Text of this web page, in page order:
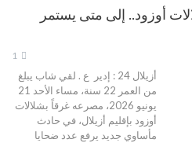
أوزود.. إلى متى يستمر
أزيلال 24 : إدير ع . لقي شاب يبلغ
من العمر 22 سنة، مساء الأحد 21
يونيو 2026، مصرعه غرقاً بشلالات
أوزود بإقليم أزيلال، في حادث
مأساوي جديد يرفع عدد ضحايا